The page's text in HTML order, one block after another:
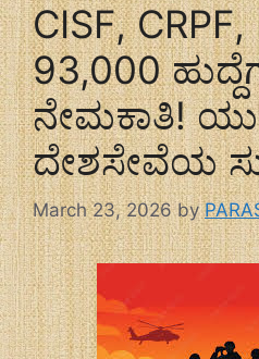
CISF,
93,000
ನೇಮಕಾತಿ!
ದೇಶಸೇವೆಯ
March 23, 2026 by